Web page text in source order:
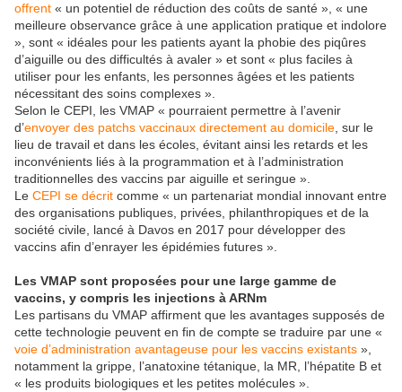
offrent « un potentiel de réduction des coûts de santé », « une
meilleure observance grâce à une application pratique et indolore
», sont « idéales pour les patients ayant la phobie des piqûres
d’aiguille ou des difficultés à avaler » et sont « plus faciles à
utiliser pour les enfants, les personnes âgées et les patients
nécessitant des soins complexes ».
Selon le CEPI, les VMAP « pourraient permettre à l’avenir
d’envoyer des patchs vaccinaux directement au domicile , sur le
lieu de travail et dans les écoles, évitant ainsi les retards et les
inconvénients liés à la programmation et à l’administration
traditionnelles des vaccins par aiguille et seringue ».
Le CEPI se décrit comme « un partenariat mondial innovant entre
des organisations publiques, privées, philanthropiques et de la
société civile, lancé à Davos en 2017 pour développer des
vaccins afin d’enrayer les épidémies futures ».
Les VMAP sont proposées pour une large gamme de
vaccins, y compris les injections à ARNm
Les partisans du VMAP affirment que les avantages supposés de
cette technologie peuvent en fin de compte se traduire par une «
voie d’administration avantageuse pour les vaccins existants »,
notamment la grippe, l’anatoxine tétanique, la MR, l’hépatite B et
« les produits biologiques et les petites molécules ».